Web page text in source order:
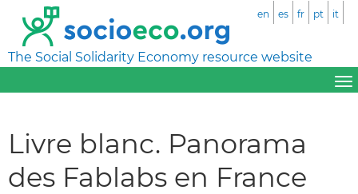
The Social Solidarity Economy resource website
en es fr pt it
Livre blanc. Panorama
des Fablabs en France